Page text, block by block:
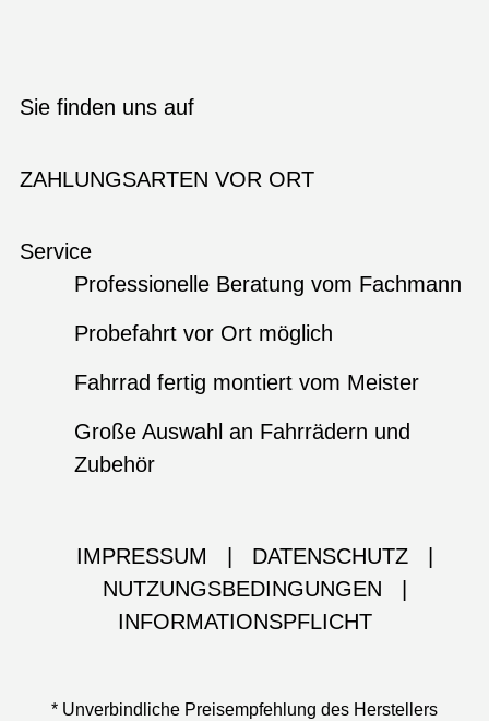
Sie finden uns auf
ZAHLUNGSARTEN VOR ORT
Service
Professionelle Beratung vom Fachmann
Probefahrt vor Ort möglich
Fahrrad fertig montiert vom Meister
Große Auswahl an Fahrrädern und
Zubehör
IMPRESSUM DATENSCHUTZ
NUTZUNGSBEDINGUNGEN
INFORMATIONSPFLICHT
* Unverbindliche Preisempfehlung des Herstellers